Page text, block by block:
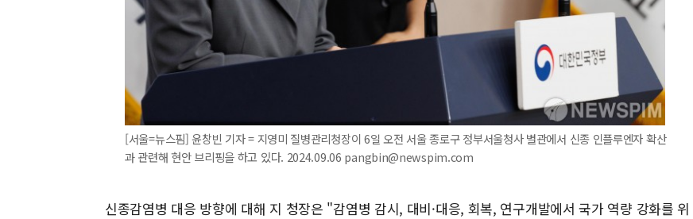
[서울=뉴스핌] 윤창빈 기자 = 지영미 질병관리청장이 6일 오전 서울 종로구 정부서울청사 별관에서 신종 인플루엔자 확산
과 관련해 현안 브리핑을 하고 있다. 2024.09.06 pangbin@newspim.com
신종감염병 대응 방향에 대해 지 청장은 "감염병 감시, 대비·대응, 회복, 연구개발에서 국가 역량 강화를 위